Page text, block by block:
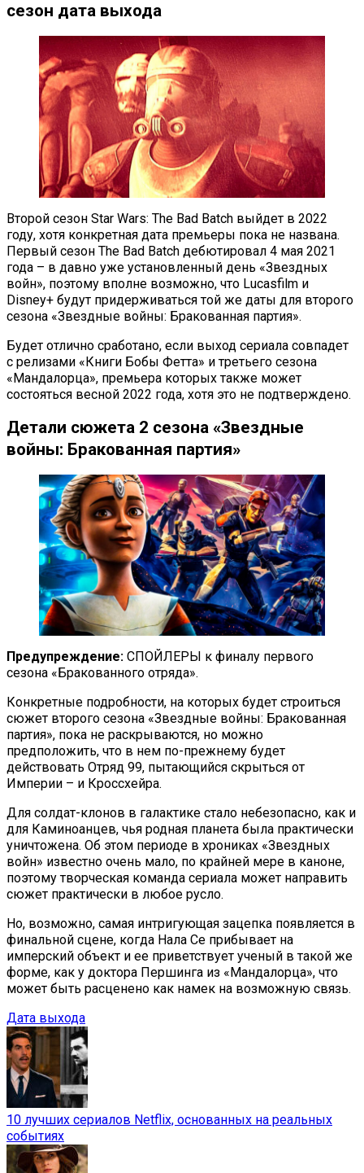
сезон дата выхода
Второй сезон Star Wars: The Bad Batch выйдет в 2022
году, хотя конкретная дата премьеры пока не названа.
Первый сезон The Bad Batch дебютировал 4 мая 2021
года – в давно уже установленный день «Звездных
войн», поэтому вполне возможно, что Lucasfilm и
Disney+ будут придерживаться той же даты для второго
сезона «Звездные войны: Бракованная партия».
Будет отлично сработано, если выход сериала совпадет
с релизами «Книги Бобы Фетта» и третьего сезона
«Мандалорца», премьера которых также может
состояться весной 2022 года, хотя это не подтверждено.
Детали сюжета 2 сезона «Звездные
войны: Бракованная партия»
Предупреждение: СПОЙЛЕРЫ к финалу первого
сезона «Бракованного отряда».
Конкретные подробности, на которых будет строиться
сюжет второго сезона «Звездные войны: Бракованная
партия», пока не раскрываются, но можно
предположить, что в нем по-прежнему будет
действовать Отряд 99, пытающийся скрыться от
Империи – и Кроссхейра.
Для солдат-клонов в галактике стало небезопасно, как и
для Каминоанцев, чья родная планета была практически
уничтожена. Об этом периоде в хрониках «Звездных
войн» известно очень мало, по крайней мере в каноне,
поэтому творческая команда сериала может направить
сюжет практически в любое русло.
Но, возможно, самая интригующая зацепка появляется в
финальной сцене, когда Нала Се прибывает на
имперский объект и ее приветствует ученый в такой же
форме, как у доктора Першинга из «Мандалорца», что
может быть расценено как намек на возможную связь.
Дата выхода
10 лучших сериалов Netflix, основанных на реальных
событиях